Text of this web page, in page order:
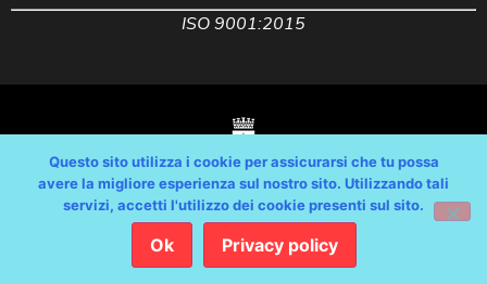
ISO 9001:2015
Copyright © Comune di Trieste – partita Iva 00210240321 – tutti i diritti
Feedback/ Dichiarazione Accessibilità AGID
Questo sito utilizza i cookie per assicurarsi che tu possa
avere la migliore esperienza sul nostro sito. Utilizzando tali
servizi, accetti l'utilizzo dei cookie presenti sul sito.
Ok Privacy policy